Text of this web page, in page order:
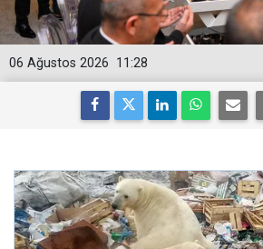
11:28
06 Ağustos 2026